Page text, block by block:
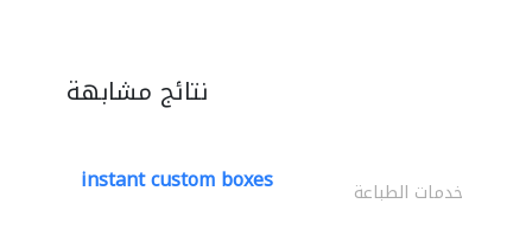
نتائج مشابهة
instant custom boxes خدمات الطباعة